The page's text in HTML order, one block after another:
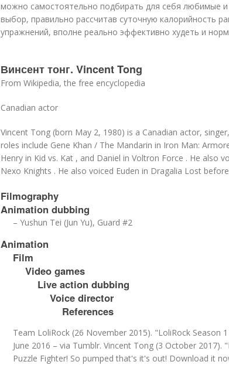
можно самостоятельно подбирать для себя любимые
выбор, правильно рассчитав суточную калорийность
упражнений, вполне реально эффективно худеть и
Винсент тонг. Vincent Tong
From Wikipedia, the free encyclopedia
Canadian actor
Vincent Tong (born May 2, 1980) is a Canadian actor,
roles include Gene Khan / The Mandarin in Iron Man:
Henry in Kid vs. Kat , and Daniel in Voltron Force . He also
Nexo Knights . He also voiced Euden in Dragalia Lost
Filmography
Animation dubbing
– Yushun Tei (Jun Yu), Guard #2
Animation
Film
Video games
Live action dubbing
Voice director
References
Team LoliRock (26 November 2015). "LoliRock Season
June 2016 – via Tumblr. Vincent Tong (3 October 2017).
Puzzle Fighter! So pumped that's it's out! Download it